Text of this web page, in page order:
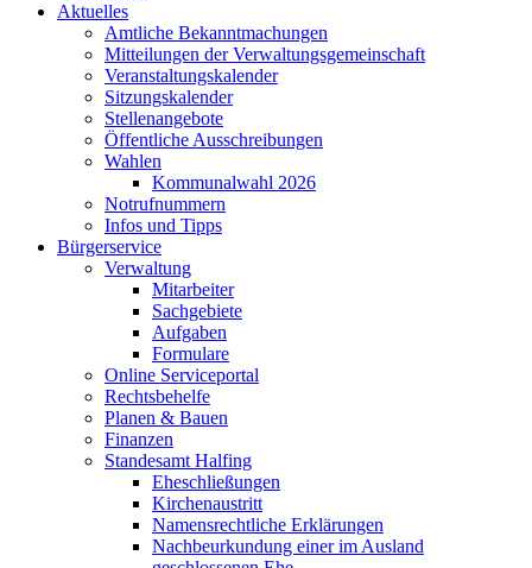
Aktuelles
Amtliche Bekanntmachungen
Mitteilungen der Verwaltungsgemeinschaft
Veranstaltungskalender
Sitzungskalender
Stellenangebote
Öffentliche Ausschreibungen
Wahlen
Kommunalwahl 2026
Notrufnummern
Infos und Tipps
Bürgerservice
Verwaltung
Mitarbeiter
Sachgebiete
Aufgaben
Formulare
Online Serviceportal
Rechtsbehelfe
Planen & Bauen
Finanzen
Standesamt Halfing
Eheschließungen
Kirchenaustritt
Namensrechtliche Erklärungen
Nachbeurkundung einer im Ausland